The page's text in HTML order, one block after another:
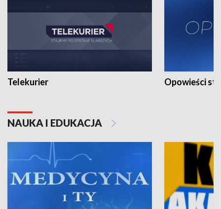
Telekurier Opowieści
NAUKA I EDUKACJA